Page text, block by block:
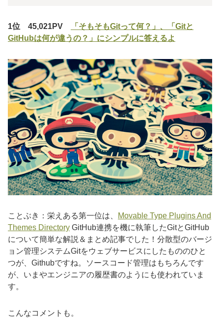
1位 45,021PV
「そもそもGitって何？」、「Gitと
GitHubは何が違うの？」にシンプルに答えるよ
ことぶき：栄えある第一位は、
Movable Type Plugins And
Themes Directory GitHub連携を機に執筆したGitとGitHub
について簡単な解説＆まとめ記事でした！分散型のバージ
ョン管理システムGitをウェブサービスにしたもののひと
つが、Githubですね。ソースコード管理はもちろんです
が、いまやエンジニアの履歴書のようにも使われていま
す。
こんなコメントも。